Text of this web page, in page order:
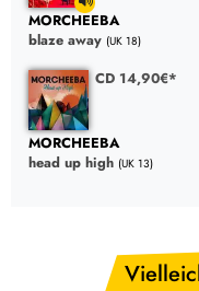
MORCHEEBA
blaze away (UK 18)
CD 14,90€*
MORCHEEBA
head up high (UK 13)